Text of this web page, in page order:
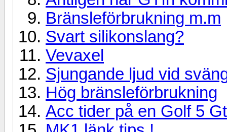
Bränsleförbrukning m.m
Svart silikonslang?
Vevaxel
Sjungande ljud vid
Hög bränsleförbrukning
Acc tider på en Golf 5